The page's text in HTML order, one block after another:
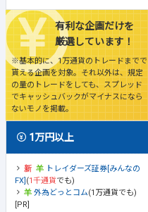
有利な企画だけを
厳選しています！
※基本的に、1万通貨のトレードまでで
貰える企画を対象。それ以外は、規定
の量のトレードをしても、スプレッド
でキャッシュバックがマイナスになら
ないモノを掲載。
1万円以上
トレイダーズ証券[みんなの
FX] (1千通貨でも)
外為どっとコム(1万通貨でも)
[PR]